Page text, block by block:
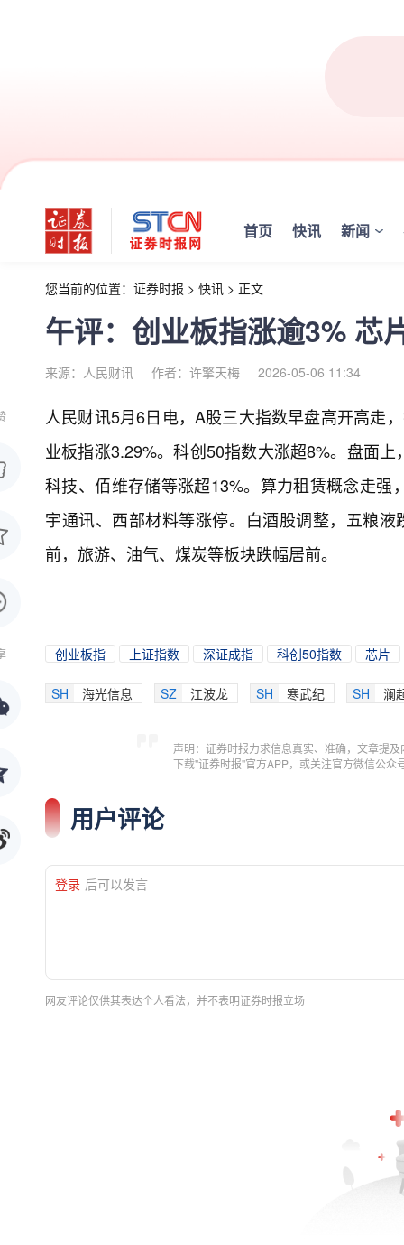
首页 快讯 新闻
您当前的位置： 证券时报 > 快讯 > 正文
午评：创业板指涨逾3% 芯
来源：人民财讯 作者：许擎天梅 2026-05-06 11:34
人民财讯5月6日电，A股三大指数早盘高开高走
业板指涨3.29%。科创50指数大涨超8%。盘面
科技、佰维存储等涨超13%。算力租赁概念走
宇通讯、西部材料等涨停。白酒股调整，五粮
前，旅游、油气、煤炭等板块跌幅居前。
创业板指 上证指数 深证成指 科创50指数 芯片
SH 海光信息 SZ 江波龙 SH 寒武纪 SH 澜
声明：证券时报力求信息真实、准确，文章提
下载"证券时报"官方APP，或关注官方微信公
用户评论
登录 后可以发言
网友评论仅供其表达个人看法，并不表明证券时报立场